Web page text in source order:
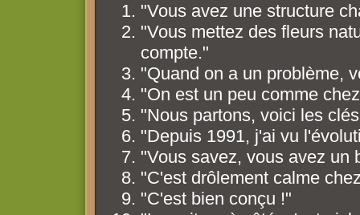
"Vous avez une structure
"Vous mettez des fleurs
compte."
"Quand on a un problème,
"On est un peu comme
"Nous partons, voici les
"Depuis 1991, j'ai vu
"Vous savez, vous avez un
"C'est drôlement calme
"C'est bien conçu !"